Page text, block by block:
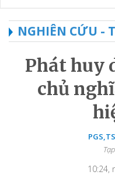
NGHIÊN CỨU -
Phát huy
chủ
10:24,